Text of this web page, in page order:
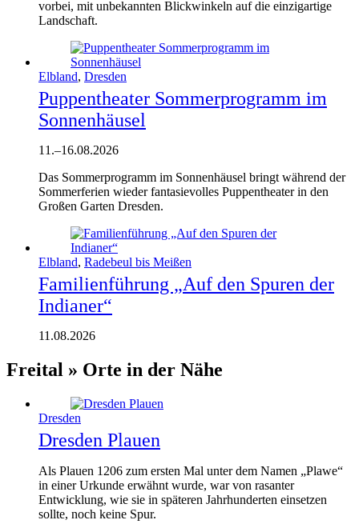
vorbei, mit unbekannten Blickwinkeln auf die einzigartige
Landschaft.
Elbland, Dresden
Puppentheater Sommerprogramm im
Sonnenhäusel
11.–16.08.2026
Das Sommerprogramm im Sonnenhäusel bringt während der
Sommerferien wieder fantasievolles Puppentheater in den
Großen Garten Dresden.
Elbland, Radebeul bis Meißen
Familienführung „Auf den Spuren der
Indianer“
11.08.2026
Freital » Orte in der Nähe
Dresden
Dresden Plauen
Als Plauen 1206 zum ersten Mal unter dem Namen „Plawe“
in einer Urkunde erwähnt wurde, war von rasanter
Entwicklung, wie sie in späteren Jahrhunderten einsetzen
sollte, noch keine Spur.